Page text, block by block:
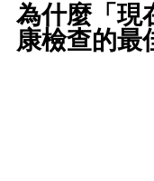
為什麼「現
康檢查的最